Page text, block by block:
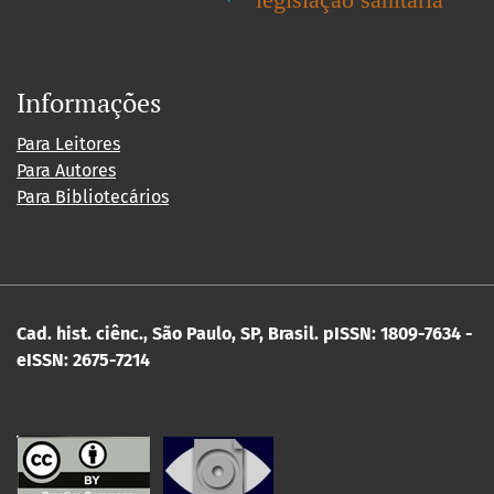
Informações
Para Leitores
Para Autores
Para Bibliotecários
Cad. hist. ciênc., São Paulo, SP, Brasil. pISSN: 1809-7634 -
eISSN: 2675-7214